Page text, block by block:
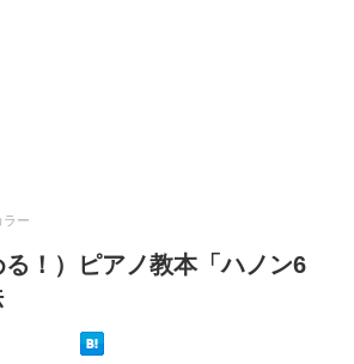
ラー
る！）ピアノ教本「ハノン6